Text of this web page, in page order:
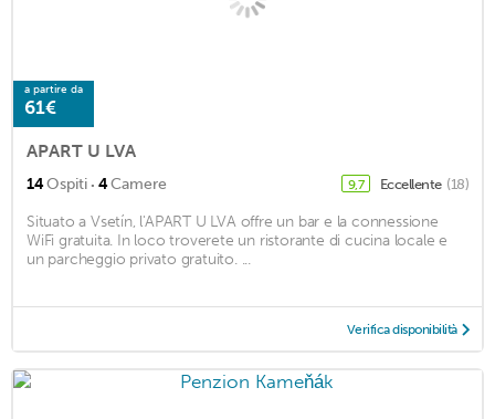
a partire da
61€
APART U LVA
14Ospiti · 4Camere 9,7 Eccellente (18)
Situato a Vsetín, l'APART U LVA offre un bar e la connessione
WiFi gratuita. In loco troverete un ristorante di cucina locale e
un parcheggio privato gratuito. ...
Verifica disponibilità